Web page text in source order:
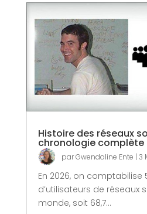
Histoire des réseaux
chronologie complète
parGwendoline Ente | 3
En 2026, on comptabilise
d’utilisateurs de réseaux
monde, soit 68,7...